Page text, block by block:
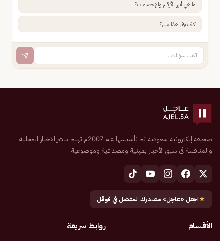
ما هي أبرز الأرقام والإحصاءات؟
كيف يؤثر هذا علي؟
صحيفة إلكترونية سعودية تم تأسيسها عام 2007م تهتم بنشر الأخبار المحلية
والمنافسة في سبق الأخبار بمهنية ومصداقية وموضوعية
★اجعل «عاجل» مصدرك المفضل في قوقل
الأقسام روابط سريعة